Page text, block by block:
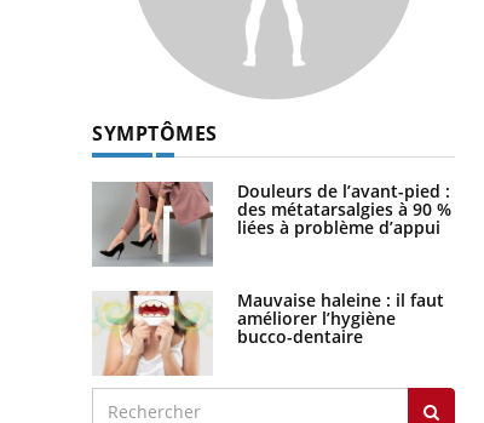
SYMPTÔMES
Douleurs de l’avant-pied :
des métatarsalgies à 90 %
liées à problème d’appui
Mauvaise haleine : il faut
améliorer l’hygiène
bucco-dentaire